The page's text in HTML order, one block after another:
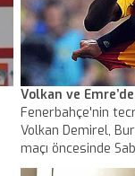
Volkan ve
Fenerbahçe'nin
Volkan Demirel,
maçı öncesinde
açıklamalarda